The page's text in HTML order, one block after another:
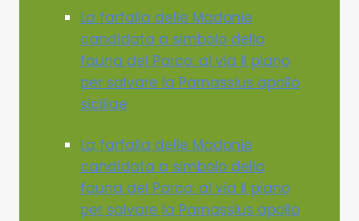
La farfalla delle Madonie
candidata a simbolo della
fauna del Parco: al via il piano
per salvare la Parnassius apollo
siciliae
La farfalla delle Madonie
candidata a simbolo della
fauna del Parco: al via il piano
per salvare la Parnassius apollo